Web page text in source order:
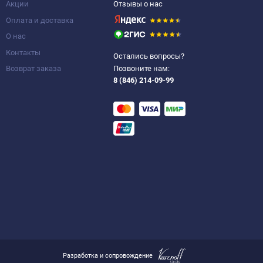
Акции
Оплата и доставка
О нас
Контакты
Возврат заказа
Отзывы о нас
Остались вопросы?
Позвоните нам:
8 (846) 214-09-99
Разработка и сопровождение